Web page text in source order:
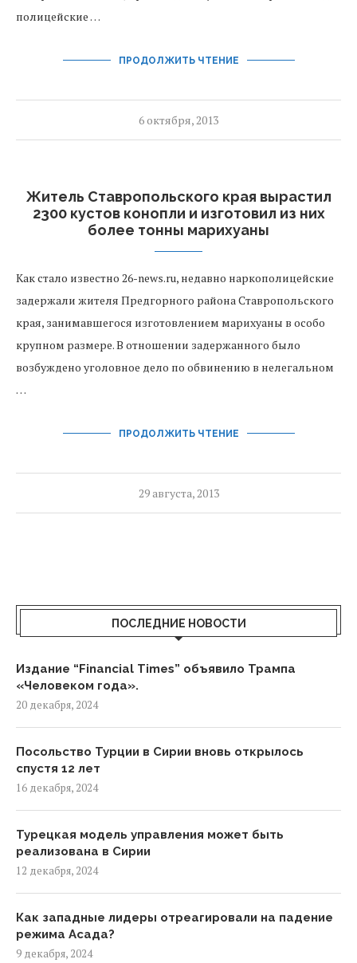
полицейские …
ПРОДОЛЖИТЬ ЧТЕНИЕ
6 октября, 2013
Житель Ставропольского края вырастил
2300 кустов конопли и изготовил из них
более тонны марихуаны
Как стало известно 26-news.ru, недавно наркополицейские
задержали жителя Предгорного района Ставропольского
края, занимавшегося изготовлением марихуаны в особо
крупном размере. В отношении задержанного было
возбуждено уголовное дело по обвинению в нелегальном
…
ПРОДОЛЖИТЬ ЧТЕНИЕ
29 августа, 2013
ПОСЛЕДНИЕ НОВОСТИ
Издание “Financial Times” объявило Трампа
«Человеком года».
20 декабря, 2024
Посольство Турции в Сирии вновь открылось
спустя 12 лет
16 декабря, 2024
Турецкая модель управления может быть
реализована в Сирии
12 декабря, 2024
Как западные лидеры отреагировали на падение
режима Асада?
9 декабря, 2024